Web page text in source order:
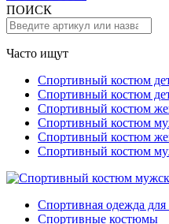
ПОИСК
Часто ищут
Спортивный костюм
Спортивный костюм
Спортивный костюм
Спортивный костюм
Спортивный костюм
Спортивный костюм
Спортивная одежда
Спортивные костюмы